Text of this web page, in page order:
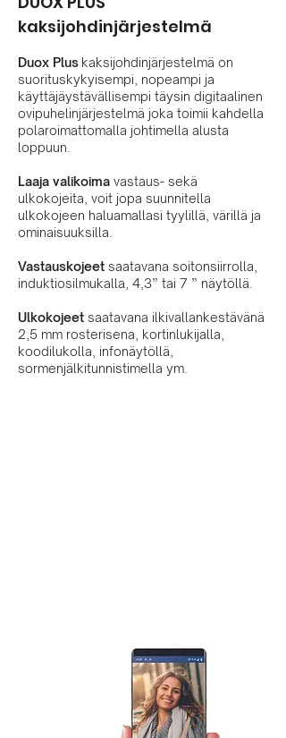
kaksijohdinjärjestelmä
Duox Plus kaksijohdinjärjestelmä on
suorituskykyisempi, nopeampi ja
käyttäjäystävällisempi täysin digitaalinen
ovipuhelinjärjestelmä joka toimii kahdella
polaroimattomalla johtimella alusta
loppuun.
Laaja valikoima vastaus- sekä
ulkokojeita, voit jopa suunnitella
ulkokojeen haluamallasi tyylillä, värillä ja
ominaisuuksilla.
Vastauskojeet saatavana soitonsiirrolla,
induktiosilmukalla, 4,3” tai 7 ” näytöllä.
Ulkokojeet saatavana ilkivallankestävänä
2,5 mm rosterisena, kortinlukijalla,
koodilukolla, infonäytöllä,
sormenjälkitunnistimella ym.